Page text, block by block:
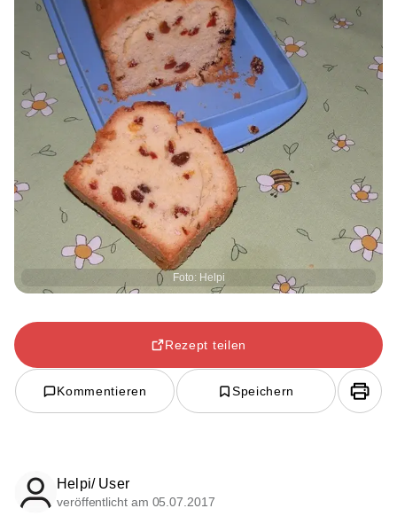
Foto: Helpi
Rezept teilen
Kommentieren Speichern
Helpi/ User
veröffentlicht am 05.07.2017